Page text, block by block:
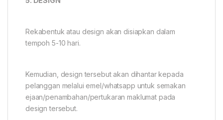
Rekabentuk atau design akan disiapkan dalam
tempoh 5-10 hari.
Kemudian, design tersebut akan dihantar kepada
pelanggan melalui emel/whatsapp untuk semakan
ejaan/penambahan/pertukaran maklumat pada
design tersebut.